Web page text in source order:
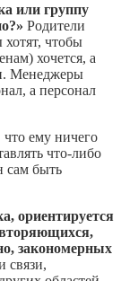
или группу
Родители
хотят, чтобы
хочется, а
Менеджеры
а персонал
ему ничего
что-либо
сам быть
ориентируется
закономерных
связи,